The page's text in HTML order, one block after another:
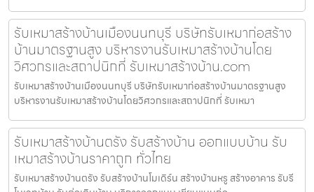
รับเหมาสร้างบ้านเมืองนนทบุรี บริษัทรับเหมาก่อสร้าง
บ้านมาตรฐานสูง บริหารงานรับเหมาสร้างบ้านโดย
วิศวกรและสถาปนิกที่ รับเหมาสร้างบ้าน.com
รับเหมาสร้างบ้านเมืองนนทบุรี บริษัทรับเหมาก่อสร้างบ้านมาตรฐานสูง
บริหารงานรับเหมาสร้างบ้านโดยวิศวกรและสถาปนิกที่ รับเหมา
รับเหมาสร้างบ้านตรัง รับสร้างบ้าน ออกแบบบ้าน รับ
เหมาสร้างบ้านราคาถูก ทั่วไทย
รับเหมาสร้างบ้านตรัง รับสร้างบ้านโมเดิร์น สร้างบ้านหรู สร้างอาคาร รับรี